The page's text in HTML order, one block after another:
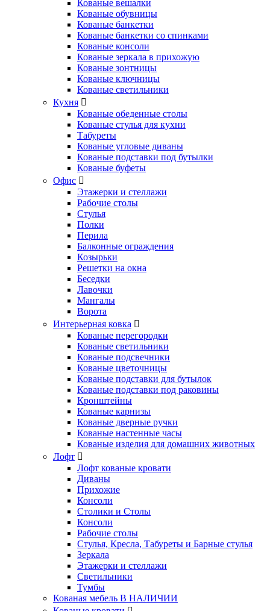
Кованые вешалки
Кованые обувницы
Кованые банкетки
Кованые банкетки со спинками
Кованые консоли
Кованые зеркала в прихожую
Кованые зонтницы
Кованые ключницы
Кованые светильники
Кухня
Кованые обеденные столы
Кованые стулья для кухни
Табуреты
Кованые угловые диваны
Кованые подставки под бутылки
Кованые буфеты
Офис
Этажерки и стеллажи
Рабочие столы
Стулья
Полки
Перила
Балконные ограждения
Козырьки
Решетки на окна
Беседки
Лавочки
Мангалы
Ворота
Интерьерная ковка
Кованые перегородки
Кованые светильники
Кованые подсвечники
Кованые цветочницы
Кованые подставки для бутылок
Кованые подставки под раковины
Кронштейны
Кованые карнизы
Кованые дверные ручки
Кованые настенные часы
Кованые изделия для домашних животных
Лофт
Лофт кованые кровати
Диваны
Прихожие
Консоли
Столики и Столы
Консоли
Рабочие столы
Стулья, Кресла, Табуреты и Барные стулья
Зеркала
Этажерки и стеллажи
Светильники
Тумбы
Кованая мебель В НАЛИЧИИ